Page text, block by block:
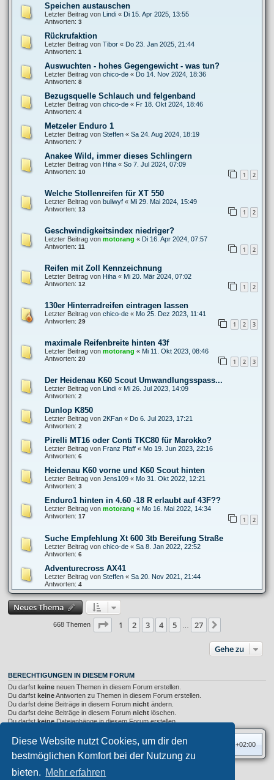
Diese Website nutzt Cookies, um dir den
bestmöglichen Komfort bei der Nutzung zu
bieten. Mehr erfahren
Speichen austauschen
Letzter Beitrag von Lindi « Di 15. Apr 2025, 13:55
Antworten: 3
Rückrufaktion
Letzter Beitrag von Tibor « Do 23. Jan 2025, 21:44
Antworten: 1
Auswuchten - hohes Gegengewicht - was tun?
Letzter Beitrag von chico-de « Do 14. Nov 2024, 18:36
Antworten: 8
Bezugsquelle Schlauch und felgenband
Letzter Beitrag von chico-de « Fr 18. Okt 2024, 18:46
Antworten: 4
Metzeler Enduro 1
Letzter Beitrag von Steffen « Sa 24. Aug 2024, 18:19
Antworten: 7
Anakee Wild, immer dieses Schlingern
Letzter Beitrag von Hiha « So 7. Jul 2024, 07:09
Antworten: 10 1 2
Welche Stollenreifen für XT 550
Letzter Beitrag von buliwyf « Mi 29. Mai 2024, 15:49
Antworten: 13 1 2
Geschwindigkeitsindex niedriger?
Letzter Beitrag von motorang « Di 16. Apr 2024, 07:57
Antworten: 11 1 2
Reifen mit Zoll Kennzeichnung
Letzter Beitrag von Hiha « Mi 20. Mär 2024, 07:02
Antworten: 12 1 2
130er Hinterradreifen eintragen lassen
Letzter Beitrag von chico-de « Mo 25. Dez 2023, 11:41
Antworten: 29 1 2 3
maximale Reifenbreite hinten 43f
Letzter Beitrag von motorang « Mi 11. Okt 2023, 08:46
Antworten: 20 1 2 3
Der Heidenau K60 Scout Umwandlungsspass...
Letzter Beitrag von Lindi « Mi 26. Jul 2023, 14:09
Antworten: 2
Dunlop K850
Letzter Beitrag von 2KFan « Do 6. Jul 2023, 17:21
Antworten: 2
Pirelli MT16 oder Conti TKC80 für Marokko?
Letzter Beitrag von Franz Pfaff « Mo 19. Jun 2023, 22:16
Antworten: 6
Heidenau K60 vorne und K60 Scout hinten
Letzter Beitrag von Jens109 « Mo 31. Okt 2022, 12:21
Antworten: 3
Enduro1 hinten in 4.60 -18 R erlaubt auf 43F??
Letzter Beitrag von motorang « Mo 16. Mai 2022, 14:34
Antworten: 17 1 2
Suche Empfehlung Xt 600 3tb Bereifung Straße
Letzter Beitrag von chico-de « Sa 8. Jan 2022, 22:52
Antworten: 6
Adventurecross AX41
Letzter Beitrag von Steffen « Sa 20. Nov 2021, 21:44
Antworten: 4
Neues Thema
668 Themen Seite 1von 27
1 2 3 4 5 27
Gehe zu
BERECHTIGUNGEN IN DIESEM FORUM
Du darfst keine neuen Themen in diesem Forum erstellen.
Du darfst keineAntworten zu Themen in diesem Forum erstellen.
Du darfst deine Beiträge in diesem Forum nicht ändern.
Du darfst deine Beiträge in diesem Forum nicht löschen.
Du darfstkeineDateianhänge in diesem Forum erstellen.
Foren-Übersicht Alle Zeiten sind UTC+02:00
Privates Forum ©